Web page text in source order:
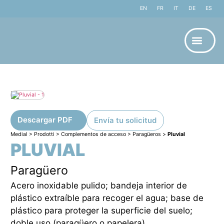
EN FR IT DE ES
Medial > Prodotti > Complementos de acceso> Paragüeros > Pluvial
PLUVIAL
Paragüero
Acero inoxidable pulido; bandeja interior de
plástico extraíble para recoger el agua; base de
plástico para proteger la superficie del suelo;
Descargar PDF Envía tu solicitud